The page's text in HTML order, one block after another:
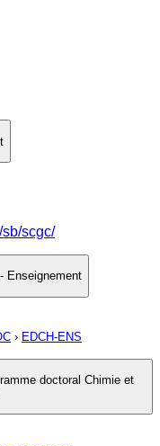
scgc/
Enseignement
› EDCH-ENS
doctoral Chimie et